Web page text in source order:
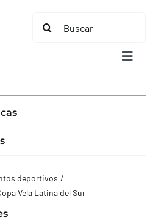
Buscar:
Toggle
deportivos
Vela Latina del Sur